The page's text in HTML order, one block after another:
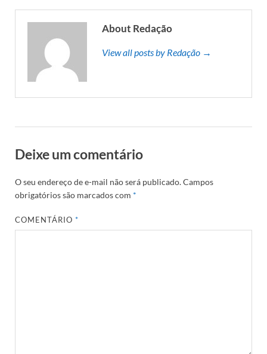
About Redação
View all posts by Redação →
Deixe um comentário
O seu endereço de e-mail não será publicado.Campos
obrigatórios são marcados com *
COMENTÁRIO*